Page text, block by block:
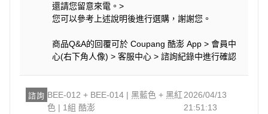
還請您留意來電。>
您可以參考上述說明後進行選購，謝謝您。
商品Q&A的回覆可於 Coupang 酷澎 App > 會員中
心(右下角人像) > 客服中心 > 諮詢紀錄中進行確認
諮詢 BEE-012 + BEE-014 | 黑藍色 + 黑紅
色 | 1組 酷澎
2026/04/13
21:51:13